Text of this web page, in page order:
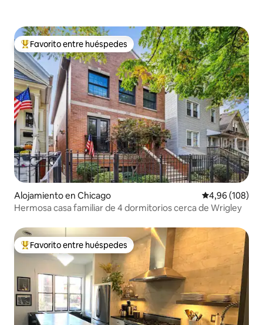
Favorito entre los huéspedes más destacados
Favorito entre huéspedes
Alojamiento en Chicago Calificación
4,96 (108)
Hermosa casa familiar de 4 dormitorios cerca de Wrigley
Favorito entre los huéspedes más destacados
Favorito entre huéspedes